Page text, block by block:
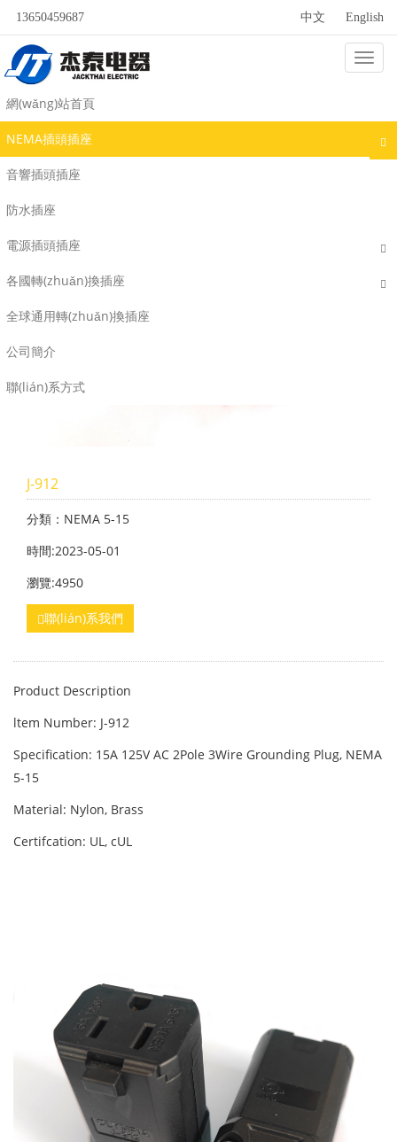
13650459687 中文 English
網(wǎng)站首頁
NEMA插頭插座
音響插頭插座
防水插座
電源插頭插座
各國轉(zhuǎn)換插座
全球通用轉(zhuǎn)換插座
公司簡介
聯(lián)系方式
NEMA 5-15
J-912
分類：NEMA 5-15
時間:2023-05-01
瀏覽:4950
聯(lián)系我們
Product Description
ltem Number: J-912
Specification: 15A 125V AC 2Pole 3Wire Grounding Plug, NEMA
5-15
Material: Nylon, Brass
Certifcation: UL, cUL